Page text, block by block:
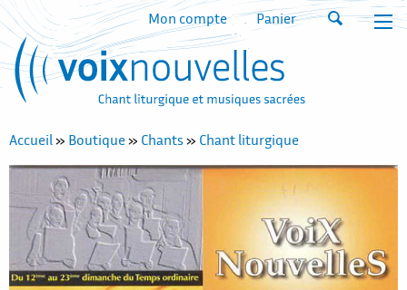
Mon compte Panier
Accueil» Boutique» Chants» Chant liturgique